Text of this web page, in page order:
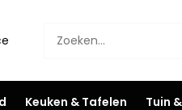
Keuken & Tafelen Tuin